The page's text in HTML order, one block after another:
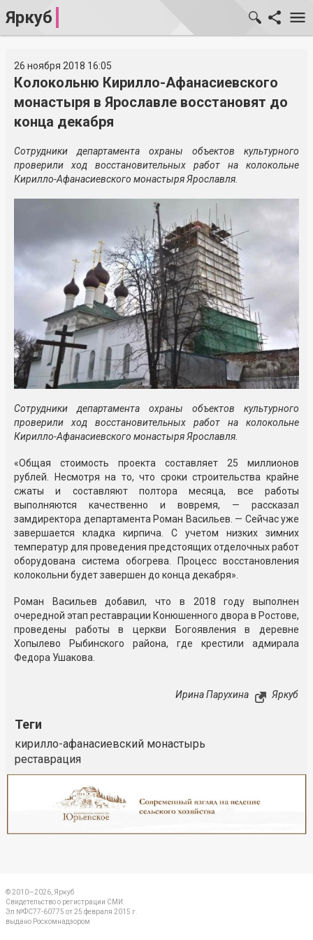
Яркуб
26 ноября 2018 16:05
Колокольню Кирилло-Афанасиевского
монастыря в Ярославле восстановят до
конца декабря
Сотрудники департамента охраны объектов культурного
проверили ход восстановительных работ на колокольне
Кирилло-Афанасиевского монастыря Ярославля.
Сотрудники департамента охраны объектов культурного
проверили ход восстановительных работ на колокольне
Кирилло-Афанасиевского монастыря Ярославля.
«Общая стоимость проекта составляет 25 миллионов
рублей. Несмотря на то, что сроки строительства крайне
сжаты и составляют полтора месяца, все работы
выполняются качественно и вовремя, — рассказал
замдиректора департамента Роман Васильев. — Сейчас уже
завершается кладка кирпича. С учетом низких зимних
температур для проведения предстоящих отделочных работ
оборудована система обогрева. Процесс восстановления
колокольни будет завершен до конца декабря».
Роман Васильев добавил, что в 2018 году выполнен
очередной этап реставрации Конюшенного двора в Ростове,
проведены работы в церкви Богоявления в деревне
Хопылево Рыбинского района, где крестили адмирала
Федора Ушакова.
Ирина Парухина Яркуб
Теги
кирилло-афанасиевский монастырь
реставрация
© 2010—2026, Яркуб
Свидетельство о регистрации СМИ:
Эл №ФС77-60775 от 25 февраля 2015 г.
выдано Роскомнадзором